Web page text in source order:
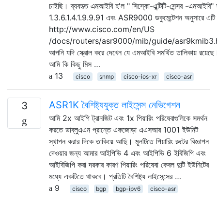
চাইছি। ব্যবহৃত এমআইবি হ'ল " সিস্কো-এন্টিটি-সেন্সর -এমআইবি"
1.3.6.1.4.1.9.9.91 এবং ASR9000 ডকুমেন্টেশন অনুসারে
http://www.cisco.com/en/US
/docs/routers/asr9000/mib/guide/
আপনি যদি স্ক্রোল করে দেখেন যে এমআইবি সমর্থিত তালিকায়
আমি কি কিছু মিস …
13
cisco snmp cisco-ios-xr cisco-asr
3 ASR1K বৈশিষ্ট্যযুক্ত লাইসেন্স নেভিগেশন
আমি 2x আইপি ট্রানজিট এবং 1x পিয়ারিং পরিষেবাগুলিকে সমর্থন
করতে ডাব্লুএএন প্রান্তে একজোড়া এএসআর 1001 ইউনিট
স্থাপন করার দিকে তাকিয়ে আছি। মূলটিতে পিয়ারিং রুটের বিজ্ঞাপন
দেওয়ার জন্য আমার আইপিভি 4 এবং আইপিভি 6 ইবিজিপি এবং
আইবিজিপি করা দরকার কারণ পিয়ারিং পরিষেবা কেবল দুটি ইউনিটের
মধ্যে একটিতে থাকবে। প্রতিটি বৈশিষ্ট্য লাইসেন্সের …
9
cisco bgp bgp-ipv6 cisco-asr